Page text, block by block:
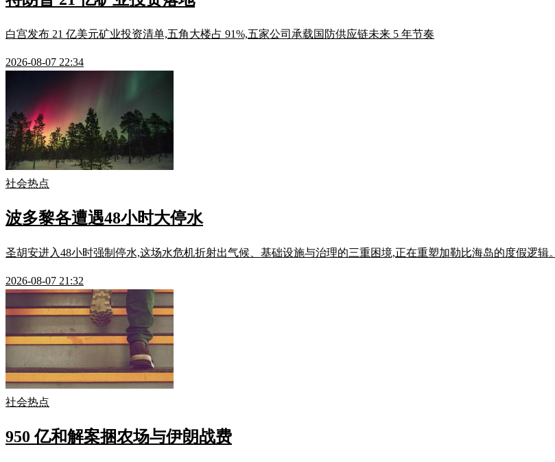
白宫发布 21 亿美元矿业投资清单,五角大楼占 91%,五家公司承载国防供应链未来 5 年节奏
2026-08-07 22:34
社会热点
波多黎各遭遇48小时大停水
圣胡安进入48小时强制停水,这场水危机折射出气候、基础设施与治理的三重困境,正在重塑加勒比海岛的度假逻辑。
2026-08-07 21:32
社会热点
950 亿和解案捆农场与伊朗战费